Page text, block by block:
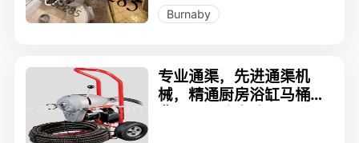
Burnaby
专业通渠，先进通渠机
械，精通厨房浴缸马桶收